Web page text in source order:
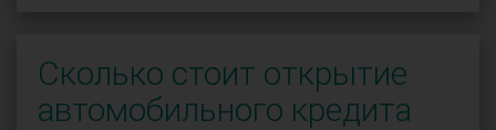
Сколько стоит открытие
автомобильного кредита